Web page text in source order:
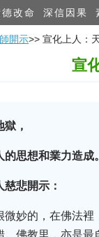
改命 深信因果
開示>> 宣化上人：
宣
獄，
的思想和業力造成。
慈悲開示：
微妙的，在佛法裡
。佛教里，亦是最